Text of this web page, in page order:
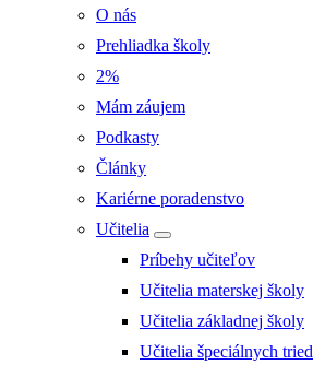
O nás
Prehliadka školy
2%
Mám záujem
Podkasty
Články
Kariérne poradenstvo
Učitelia
Príbehy učiteľov
Učitelia materskej školy
Učitelia základnej školy
Učitelia špeciálnych tried